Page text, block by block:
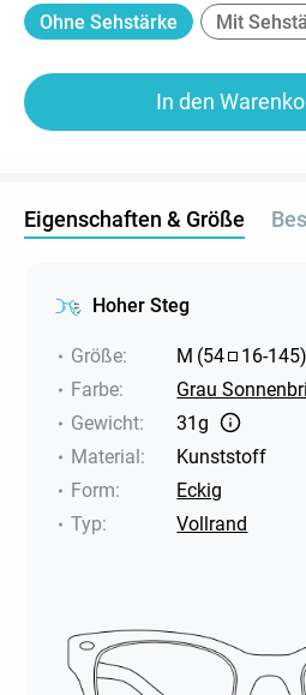
Ohne Sehstärke
Mit
In den
Eigenschaften & Größe
Hoher Steg
Größe: M (54 16-145)
Farbe:
Grau
Gewicht:
31g
Material:
Kunststoff
Form:
Eckig
Typ: Vollrand